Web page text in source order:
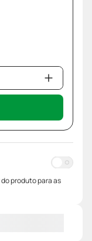
produto para as